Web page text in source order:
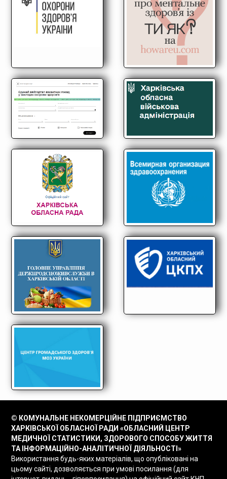
© КОМУНАЛЬНЕ НЕКОМЕРЦІЙНЕ ПІДПРИЄМСТВО
ХАРКІВСЬКОЇ ОБЛАСНОЇ РАДИ «ОБЛАСНИЙ ЦЕНТР
МЕДИЧНОЇ СТАТИСТИКИ, ЗДОРОВОГО СПОСОБУ ЖИТТЯ
ТА ІНФОРМАЦІЙНО-АНАЛІТИЧНОЇ ДІЯЛЬНОСТІ»
Використання будь-яких матеріалів, що опубліковані на
цьому сайті, дозволяється при умові посилання (для